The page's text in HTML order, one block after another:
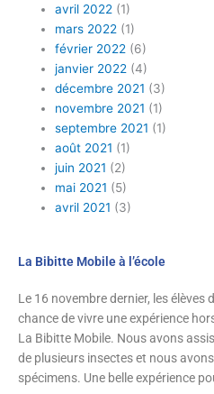
avril 2022 (1)
mars 2022 (1)
février 2022 (6)
janvier 2022 (4)
décembre 2021 (3)
novembre 2021 (1)
septembre 2021 (1)
août 2021 (1)
juin 2021 (2)
mai 2021 (5)
avril 2021 (3)
La Bibitte Mobile à l’école
Le 16 novembre dernier, les élèves
chance de vivre une expérience
La Bibitte Mobile. Nous avons
de plusieurs insectes et nous
spécimens. Une belle expérience